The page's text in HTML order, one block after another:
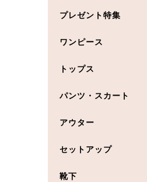
プレゼント特集
ワンピース
トップス
パンツ・スカート
アウター
セットアップ
靴下